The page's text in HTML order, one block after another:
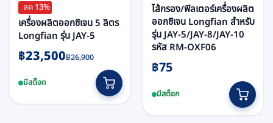
ลด 13%
เครื่องผลิตออกซิเจน 5 ลิตร
Longfian รุ่น JAY-5
฿26,900
Original
was:
฿23,500
Current
is:มีสต็อก
ไส้กรอง/ฟิลเตอร์เครื่องผลิต
ออกซิเจน Longfian สำหรับ
รุ่น JAY-5/JAY-8/JAY-10
รหัส RM-OXF06
฿75
มีสต็อก